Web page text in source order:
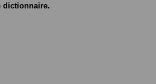
dictionnaire.